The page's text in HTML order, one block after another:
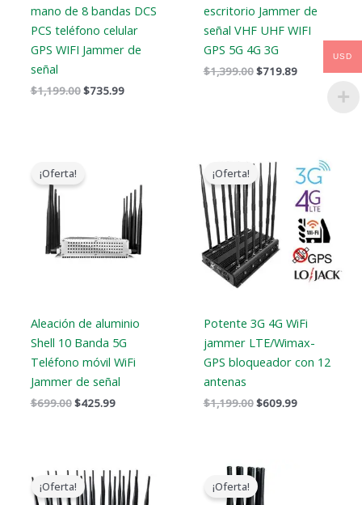
mano de 8 bandas DCS
PCS teléfono celular
GPS WIFI Jammer de
señal
$1,199.00$735.99
escritorio Jammer de
señal VHF UHF WIFI
GPS 5G 4G 3G
$1,399.00$719.89
¡Oferta!
Aleación de aluminio
Shell 10 Banda 5G
Teléfono móvil WiFi
Jammer de señal
$699.00
original
$425.99
es:
$425.99.
¡Oferta!
Potente 3G 4G WiFi
jammer LTE/Wimax-
GPS bloqueador con 12
antenas
$1,199.00
precio
original
era:
$1,199.00.
$609.99
precio
actual
es:
$609.99.
¡Oferta!
precio
original
precio
actual
¡Oferta!
El
precio
original
USD